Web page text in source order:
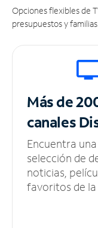
Opciones flexibles de
presupuestos y familias.
Más de
canales
Encuentra
selección de
noticias,
favoritos de la